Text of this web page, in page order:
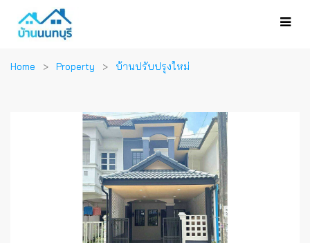
Home Property บ้านปรับปรุงใหม่